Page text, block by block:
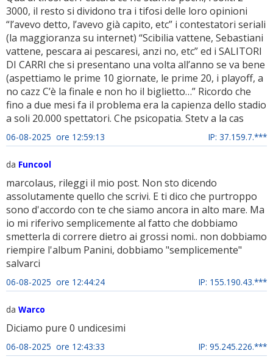
3000, il resto si dividono tra i tifosi delle loro opinioni
“l’avevo detto, l’avevo già capito, etc” i contestatori seriali
(la maggioranza su internet) “Scibilia vattene, Sebastiani
vattene, pescara ai pescaresi, anzi no, etc” ed i SALITORI
DI CARRI che si presentano una volta all’anno se va bene
(aspettiamo le prime 10 giornate, le prime 20, i playoff, a
no cazz C’è la finale e non ho il biglietto…” Ricordo che
fino a due mesi fa il problema era la capienza dello stadio
a soli 20.000 spettatori. Che psicopatia. Stetv a la cas
06-08-2025 ore 12:59:13 IP: 37.159.7.***
da Funcool
marcolaus, rileggi il mio post. Non sto dicendo
assolutamente quello che scrivi. E ti dico che purtroppo
sono d'accordo con te che siamo ancora in alto mare. Ma
io mi riferivo semplicemente al fatto che dobbiamo
smetterla di correre dietro ai grossi nomi.. non dobbiamo
riempire l'album Panini, dobbiamo "semplicemente"
salvarci
06-08-2025 ore 12:44:24 IP: 155.190.43.***
da Warco
Diciamo pure 0 undicesimi
06-08-2025 ore 12:43:33 IP: 95.245.226.***